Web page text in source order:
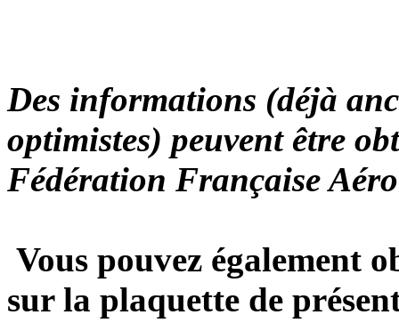
Des informations (déjà
optimistes) peuvent être
Fédération Française
Vous pouvez également
sur la plaquette de